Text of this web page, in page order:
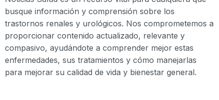
busque información y comprensión sobre los
trastornos renales y urológicos. Nos comprometemos a
proporcionar contenido actualizado, relevante y
compasivo, ayudándote a comprender mejor estas
enfermedades, sus tratamientos y cómo manejarlas
para mejorar su calidad de vida y bienestar general.